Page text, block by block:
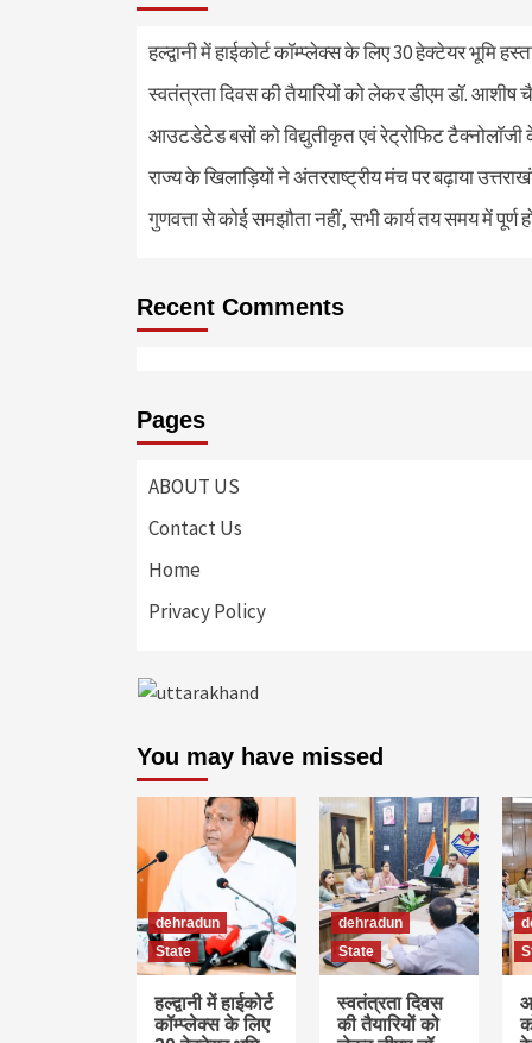
हल्द्वानी में हाईकोर्ट कॉम्प्लेक्स के लिए 30 हेक्टेयर भूमि
स्वतंत्रता दिवस की तैयारियों को लेकर डीएम डॉ. आशीष
आउटडेटेड बसों को विद्युतीकृत एवं रेट्रोफिट टैक्नोलाॅजी
राज्य के खिलाड़ियों ने अंतरराष्ट्रीय मंच पर बढ़ाया
गुणवत्ता से कोई समझौता नहीं, सभी कार्य तय समय में पूर्ण
Recent Comments
Pages
ABOUT US
Contact Us
Home
Privacy Policy
You may have missed
dehradun
State
हल्द्वानी में हाईकोर्ट
कॉम्प्लेक्स के लिए
dehradun
State
स्वतंत्रता दिवस
की तैयारियों को